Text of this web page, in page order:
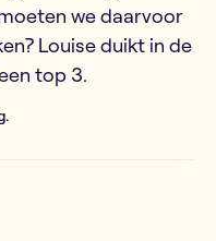
we daarvoor
Louise duikt in de
top 3.